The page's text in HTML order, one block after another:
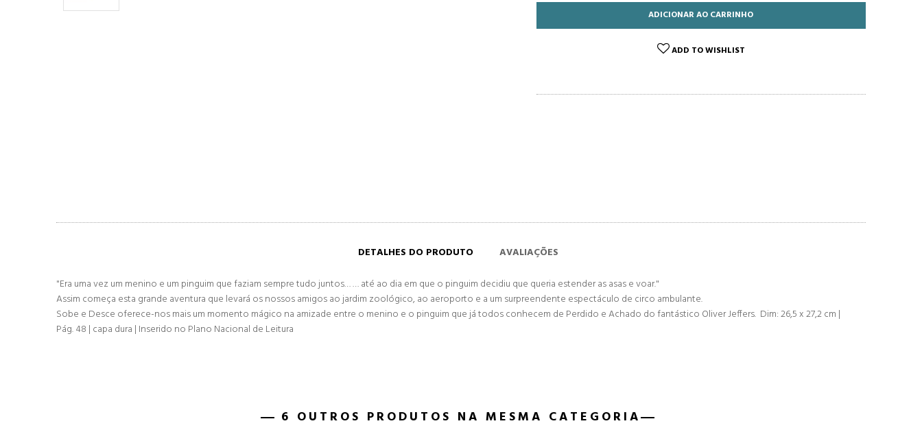
ADICIONAR AO CARRINHO
ADD TO WISHLIST
DETALHES DO PRODUTO
AVALIAÇÕES
"Era uma vez um menino e um pinguim que faziam sempre tudo juntos… … até ao dia em que o pinguim decidiu que queria estender as asas e voar."
Assim começa esta grande aventura que levará os nossos amigos ao jardim zoológico, ao aeroporto e a um surpreendente espectáculo de circo ambulante.
Sobe e Desce oferece-nos mais um momento mágico na amizade entre o menino e o pinguim que já todos conhecem de Perdido e Achado do fantástico Oliver Jeffers. Dim: 26,5 x 27,2 cm |
Pág. 48 | capa dura | Inserido no Plano Nacional de Leitura
6 OUTROS PRODUTOS NA MESMA CATEGORIA